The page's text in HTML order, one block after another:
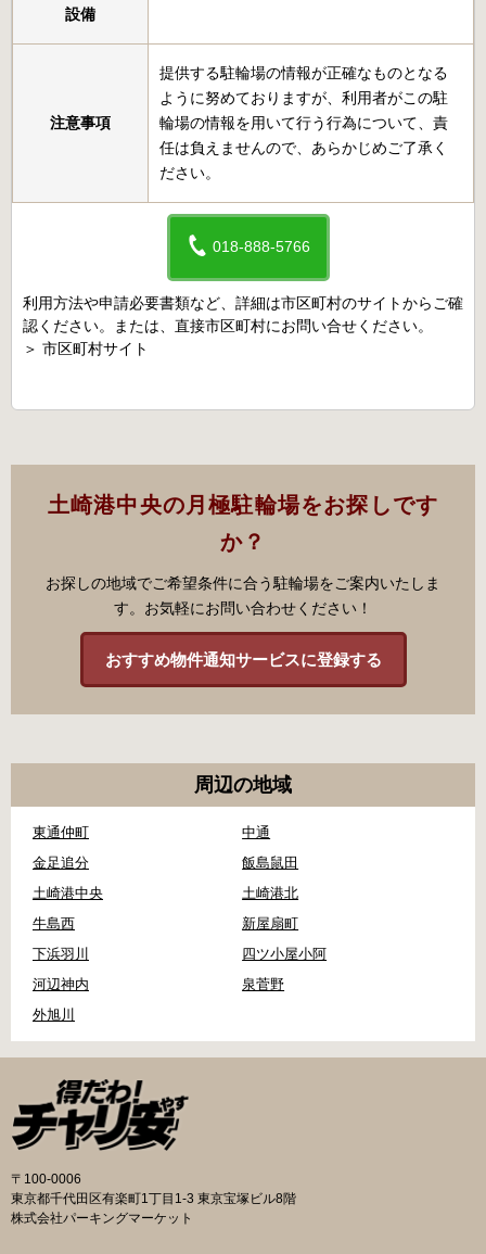
設備
注意事項
提供する駐輪場の情報が正確なものとなる
ように努めておりますが、利用者がこの駐
輪場の情報を用いて行う行為について、責
任は負えませんので、あらかじめご了承く
ださい。
018-888-5766
利用方法や申請必要書類など、詳細は市区町村のサイトからご確
認ください。または、直接市区町村にお問い合せください。
＞ 市区町村サイト
土崎港中央の月極駐輪場をお探しです
か？
お探しの地域でご希望条件に合う駐輪場をご案内いたしま
す。お気軽にお問い合わせください！
おすすめ物件通知サービスに登録する
周辺の地域
東通仲町
中通
金足追分
飯島鼠田
土崎港中央
土崎港北
牛島西
新屋扇町
下浜羽川
四ツ小屋小阿
河辺神内
泉菅野
外旭川
〒100-0006
東京都千代田区有楽町1丁目1-3 東京宝塚ビル8階
株式会社パーキングマーケット